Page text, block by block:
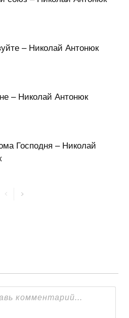
– Николай Антонюк
– Николай Антонюк
Господня – Николай